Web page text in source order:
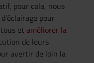
pour cela, nous
pour
et améliorer la
de leurs
avertir de loin la